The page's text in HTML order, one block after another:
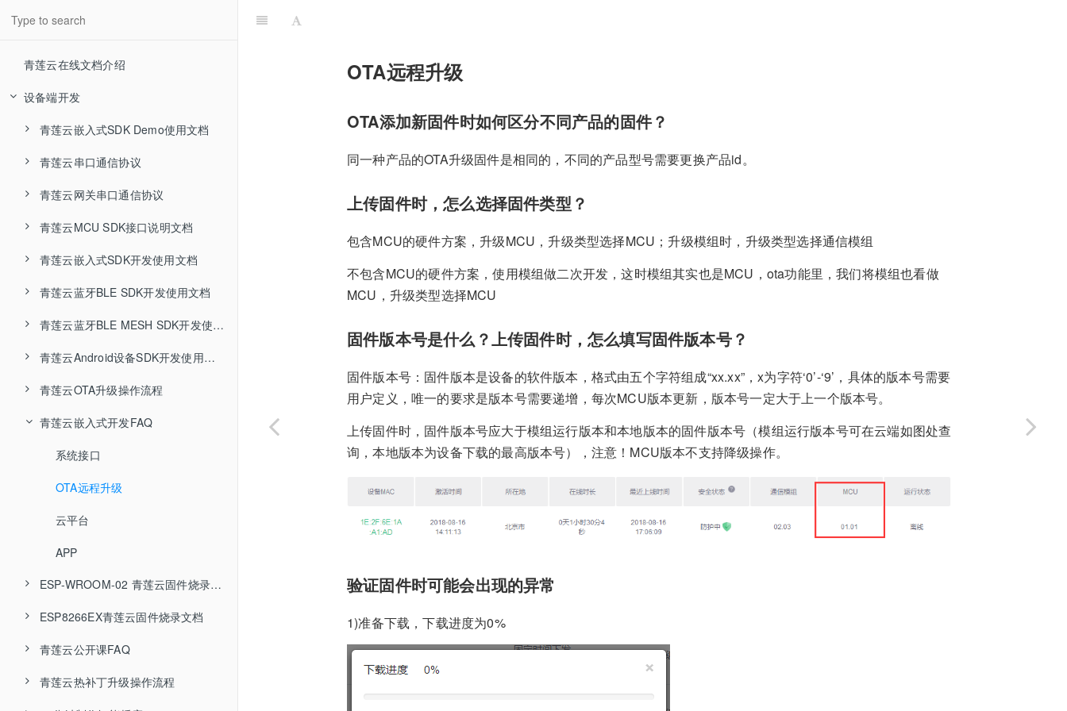
青莲云在线文档介绍
设备端开发
青莲云嵌入式SDK Demo使用文档
软硬件准备
产品开发
功能调试
青莲云串口通信协议
串口通信约定&帧格式说明
基础系统指令
传输数据指令
ota固件升级
高级功能
子设备指令
青莲云网关串口通信协议
串口通信约定&帧格式说明
基础系统指令
传输数据指令
ota固件升级
高级功能
子设备指令
青莲云MCU SDK接口说明文档
SDK初始化
系统功能接口
功能点数据传输接口
OTA升级接口
高级功能接口
子设备功能
青莲云嵌入式SDK开发使用文档
sdk目录结构
系统函数
传输数据
远程升级
设备信息
本地设备存储
子设备功能
青莲云蓝牙BLE SDK开发使用文档
sdk目录结构
系统函数
传输数据
OTA固件升级
高级功能
青莲云蓝牙BLE MESH SDK开发使用文档
系统函数
传输数据
高级功能
青莲云Android设备SDK开发使用文档
SDK目录结构
系统函数
传输数据
ota固件升级
高级功能
子设备功能
青莲云OTA升级操作流程
固件发布
固件下载
重启升级
青莲云嵌入式开发FAQ
系统接口
OTA远程升级
云平台
APP
ESP-WROOM-02 青莲云固件烧录文档
硬件准备
软件准备
MCU+BIN版本烧录准备
ESP8266EX青莲云固件烧录文档
硬件准备
软件准备
青莲云公开课FAQ
ESP8266问题
青莲云热补丁升级操作流程
OTA远程升级
OTA添加新固件时如何区分不同产品的固件？
同一种产品的OTA升级固件是相同的，不同的产品型号需要更换产品id。
上传固件时，怎么选择固件类型？
包含MCU的硬件方案，升级MCU，升级类型选择MCU；升级模组时，升级类型选择通信模组
不包含MCU的硬件方案，使用模组做二次开发，这时模组其实也是MCU，ota功能里，我们将模组也看做
MCU，升级类型选择MCU
固件版本号是什么？上传固件时，怎么填写固件版本号？
固件版本号：固件版本是设备的软件版本，格式由五个字符组成“xx.xx”，x为字符‘0’-‘9’，具体的版本号需要
用户定义，唯一的要求是版本号需要递增，每次MCU版本更新，版本号一定大于上一个版本号。
上传固件时，固件版本号应大于模组运行版本和本地版本的固件版本号（模组运行版本号可在云端如图处查
询，本地版本为设备下载的最高版本号），注意！MCU版本不支持降级操作。
验证固件时可能会出现的异常
1)准备下载，下载进度为0%